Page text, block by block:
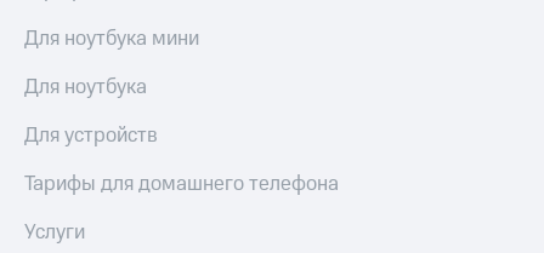
Для ноутбука мини
Для ноутбука
Для устройств
Тарифы для домашнего телефона
Услуги